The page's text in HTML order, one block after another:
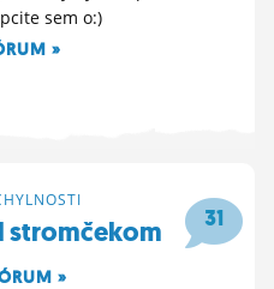
sem o:)
»
31
stromčekom
»